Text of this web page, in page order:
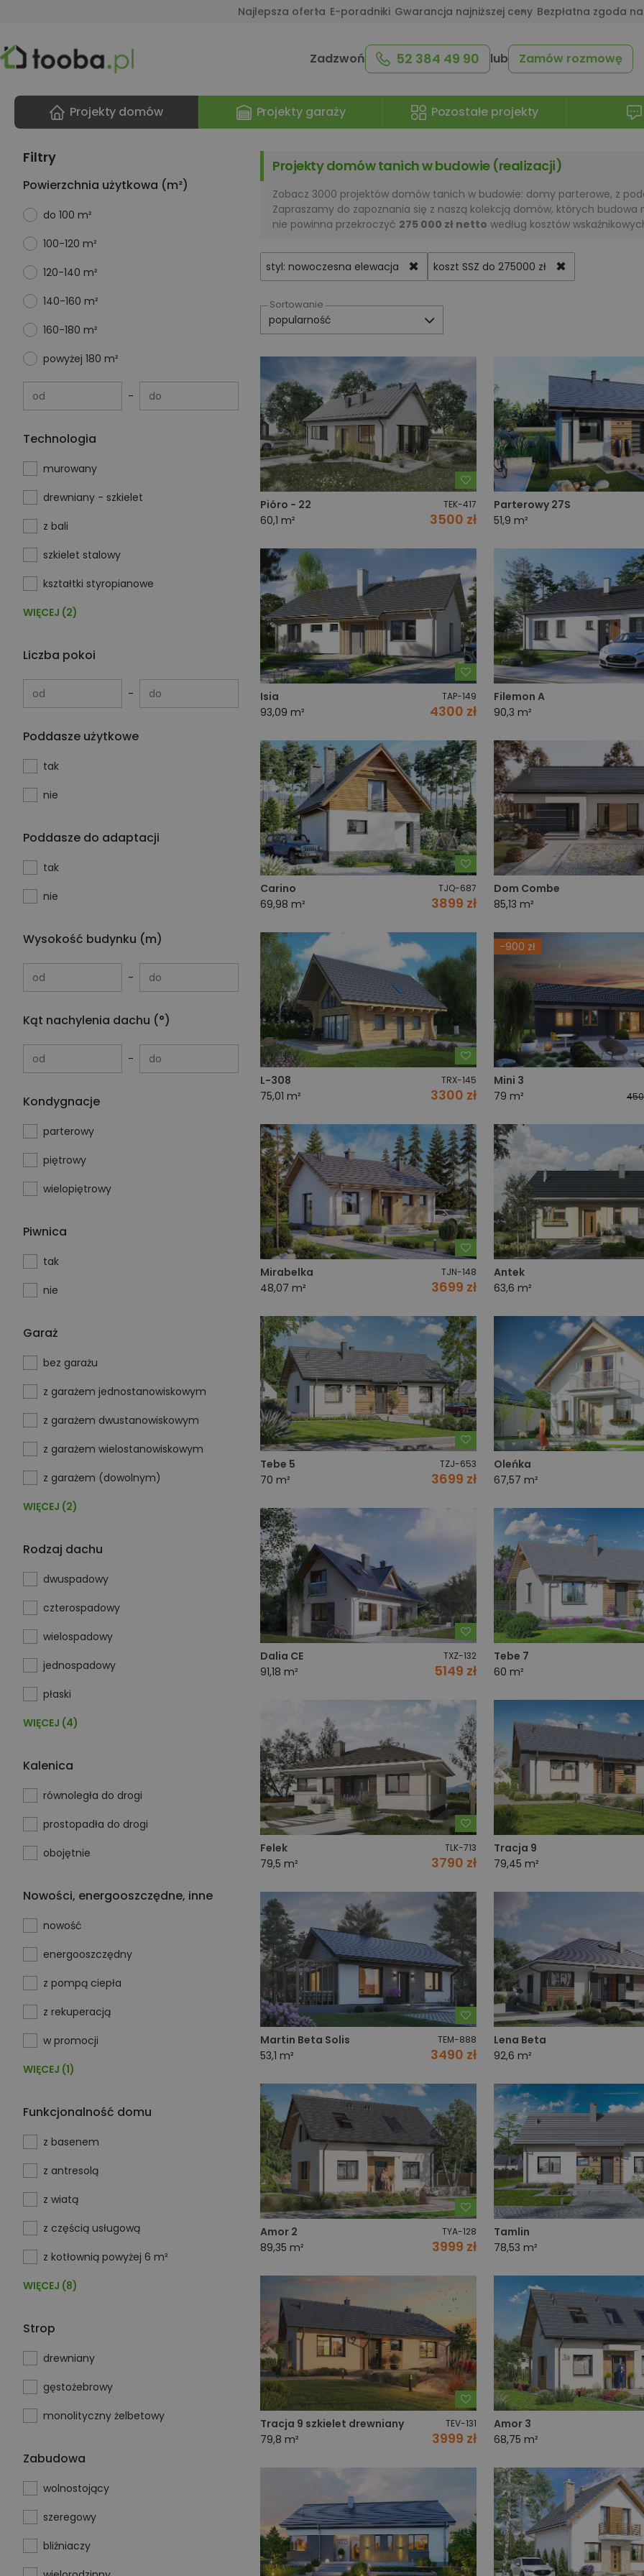
Najlepsza oferta E-poradniki Gwarancja najniższej ceny Bezpłatna zgoda
Zadzwoń 52 384 49 90 lub Zamów rozmowę
Projekty domów Projekty garaży Pozostałe projekty
Projekty domów tanich w budowie (realizacji)
Zobacz 3000 projektów domów tanich w budowie: domy parterowe, z
Zapraszamy do zapoznania się z naszą kolekcją domów, których
nie powinna przekroczyć 275 000 zł netto według kosztów
✖
styl: nowoczesna elewacja ✖
koszt SSZ do 275000 zł
Sortowanie
Pióro - 22 TEK-417
60,1 m² 3500 zł
Dodaj do ulubionych
Parterowy 27S
51,9 m²
Isia TAP-149
93,09 m² 4300 zł
Dodaj do ulubionych
Filemon A
90,3 m²
Carino TJQ-687
69,98 m² 3899 zł
Dodaj do ulubionych
Dom Combe
85,13 m²
L-308 TRX-145
75,01 m² 3300 zł
Dodaj do ulubionych
-900 zł
Mini 3
79 m²
Mirabelka TJN-148
48,07 m² 3699 zł
Dodaj do ulubionych
Antek
63,6 m²
Tebe 5 TZJ-653
70 m² 3699 zł
Dodaj do ulubionych
Oleńka
67,57 m²
Dalia CE TXZ-132
91,18 m² 5149 zł
Dodaj do ulubionych
Tebe 7
60 m²
Felek TLK-713
79,5 m² 3790 zł
Dodaj do ulubionych
Tracja 9
79,45 m²
Martin Beta Solis TEM-888
53,1 m² 3490 zł
Dodaj do ulubionych
Lena Beta
92,6 m²
Amor 2 TYA-128
89,35 m² 3999 zł
Dodaj do ulubionych
Tamlin
78,53 m²
Tracja 9 szkielet drewniany TEV-131
79,8 m² 3999 zł
Dodaj do ulubionych
Amor 3
68,75 m²
Filtry
Powierzchnia użytkowa (m²)
do 100 m²
100-120 m²
120-140 m²
140-160 m²
160-180 m²
powyżej 180 m²
od do
Technologia
murowany
drewniany - szkielet
z bali
szkielet stalowy
kształtki styropianowe
WIĘCEJ (2)
Liczba pokoi
od do
Poddasze użytkowe
tak
nie
Poddasze do adaptacji
tak
nie
Wysokość budynku (m)
od do
Kąt nachylenia dachu (°)
od do
Kondygnacje
parterowy
piętrowy
wielopiętrowy
Piwnica
tak
nie
Garaż
bez garażu
z garażem jednostanowiskowym
z garażem dwustanowiskowym
z garażem wielostanowiskowym
z garażem (dowolnym)
WIĘCEJ (2)
Rodzaj dachu
dwuspadowy
czterospadowy
wielospadowy
jednospadowy
płaski
WIĘCEJ (4)
Kalenica
równoległa do drogi
prostopadła do drogi
obojętnie
Nowości, energooszczędne, inne
nowość
energooszczędny
z pompą ciepła
z rekuperacją
w promocji
WIĘCEJ (1)
Funkcjonalność domu
z basenem
z antresolą
z wiatą
z częścią usługową
z kotłownią powyżej 6 m²
WIĘCEJ (8)
Strop
drewniany
gęstożebrowy
monolityczny żelbetowy
Zabudowa
wolnostojący
szeregowy
bliźniaczy